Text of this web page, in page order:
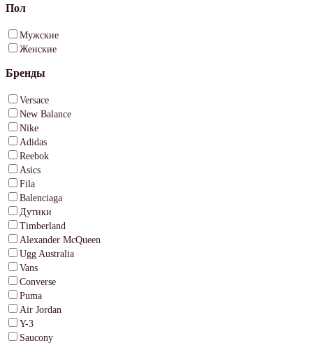
Пол
Мужские
Женские
Бренды
Versace
New Balance
Nike
Adidas
Reebok
Asics
Fila
Balenciaga
Дутики
Timberland
Alexander McQueen
Ugg Australia
Vans
Converse
Puma
Air Jordan
Y-3
Saucony